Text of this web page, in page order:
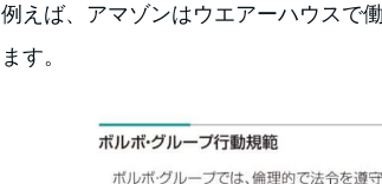
例えば、アマゾンはウエアーハウスで
ます。